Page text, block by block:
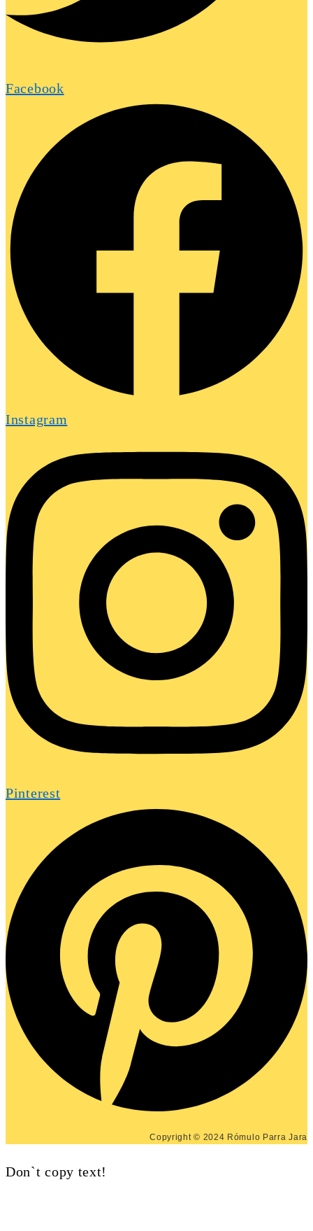
Facebook
Instagram
Pinterest
Copyright © 2024 Rómulo Parra Jara
Don`t copy text!